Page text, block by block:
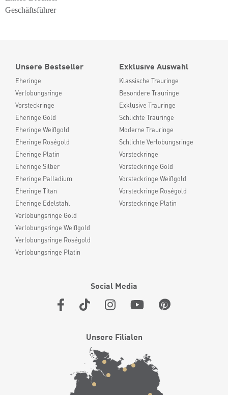
Geschäftsführer
Unsere Bestseller
Eheringe
Verlobungsringe
Vorsteckringe
Eheringe Gold
Eheringe Weißgold
Eheringe Roségold
Eheringe Platin
Eheringe Silber
Eheringe Palladium
Eheringe Titan
Eheringe Edelstahl
Verlobungsringe Gold
Verlobungsringe Weißgold
Verlobungsringe Roségold
Verlobungsringe Platin
Exklusive Auswahl
Klassische Trauringe
Besondere Trauringe
Exklusive Trauringe
Schlichte Trauringe
Moderne Trauringe
Schlichte Verlobungsringe
Vorsteckringe
Vorsteckringe Gold
Vorsteckringe Weißgold
Vorsteckringe Roségold
Vorsteckringe Platin
Social Media
Unsere Filialen